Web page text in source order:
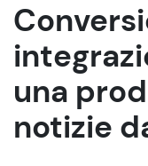
una
notizie